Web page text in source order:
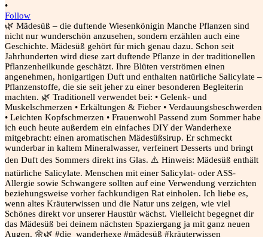
•
Follow
🌿 Mädesüß – die duftende Wiesenkönigin Manche Pflanzen sind
nicht nur wunderschön anzusehen, sondern erzählen auch eine
Geschichte. Mädesüß gehört für mich genau dazu. Schon seit
Jahrhunderten wird diese zart duftende Pflanze in der traditionellen
Pflanzenheilkunde geschätzt. Ihre Blüten verströmen einen
angenehmen, honigartigen Duft und enthalten natürliche Salicylate –
Pflanzenstoffe, die sie seit jeher zu einer besonderen Begleiterin
machten. 🌿 Traditionell verwendet bei: • Gelenk- und
Muskelschmerzen • Erkältungen & Fieber • Verdauungsbeschwerden
• Leichten Kopfschmerzen • Frauenwohl Passend zum Sommer habe
ich euch heute außerdem ein einfaches DIY der Wanderhexe
mitgebracht: einen aromatischen Mädesüßsirup. Er schmeckt
wunderbar in kaltem Mineralwasser, verfeinert Desserts und bringt
den Duft des Sommers direkt ins Glas. ⚠️ Hinweis: Mädesüß enthält
natürliche Salicylate. Menschen mit einer Salicylat- oder ASS-
Allergie sowie Schwangere sollten auf eine Verwendung verzichten
beziehungsweise vorher fachkundigen Rat einholen. Ich liebe es,
wenn altes Kräuterwissen und die Natur uns zeigen, wie viel
Schönes direkt vor unserer Haustür wächst. Vielleicht begegnet dir
das Mädesüß bei deinem nächsten Spaziergang ja mit ganz neuen
Augen. 🌼🌿 #die_wanderhexe #mädesüß #kräuterwissen